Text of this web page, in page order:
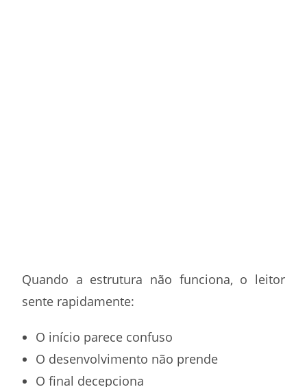
Quando a estrutura não funciona, o leitor
sente rapidamente:
O início parece confuso
O desenvolvimento não prende
O final decepciona